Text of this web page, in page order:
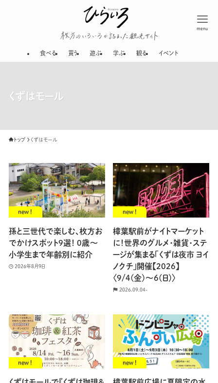
menu
食べる 買う 遊ぶ 学ぶ 観る イベント
くずはモール
トップ くずはモール
new !
孫と三世代で楽しむ、枚方お
でかけスポット9選！ 0歳〜
小学生まで年齢別に紹介
2026年8月9日
new !
樟葉駅前がナイトマーケット
に！世界のグルメ・雑貨・ステ
ージが集まる「くずは夜市 ヨイ
ノクチ」開催【2026】
〈9/4(金)〜6(日)〉
2026.09.04-
new ! new !